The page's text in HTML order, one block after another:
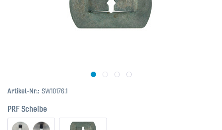
Artikel-Nr.: SW10176.1
PRF Scheibe